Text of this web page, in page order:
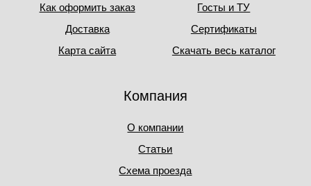
Как оформить заказ
Доставка
Карта сайта
Госты и ТУ
Сертификаты
Скачать весь каталог
Компания
О компании
Статьи
Схема проезда